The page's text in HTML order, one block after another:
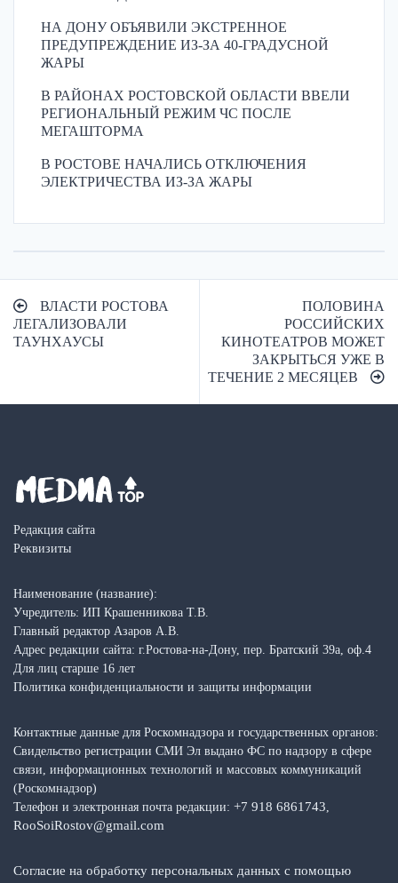
НА ДОНУ ОБЪЯВИЛИ ЭКСТРЕННОЕ
ПРЕДУПРЕЖДЕНИЕ ИЗ-ЗА 40-ГРАДУСНОЙ
ЖАРЫ
В РАЙОНАХ РОСТОВСКОЙ ОБЛАСТИ ВВЕЛИ
РЕГИОНАЛЬНЫЙ РЕЖИМ ЧС ПОСЛЕ
МЕГАШТОРМА
В РОСТОВЕ НАЧАЛИСЬ ОТКЛЮЧЕНИЯ
ЭЛЕКТРИЧЕСТВА ИЗ-ЗА ЖАРЫ
Навигация
по
ВЛАСТИ РОСТОВА
ЛЕГАЛИЗОВАЛИ
ТАУНХАУСЫ
ПОЛОВИНА
РОССИЙСКИХ
КИНОТЕАТРОВ МОЖЕТ
ЗАКРЫТЬСЯ УЖЕ В
ТЕЧЕНИЕ 2 МЕСЯЦЕВ
Редакция сайта
Реквизиты
Наименование (название):
Учредитель: ИП Крашенникова Т.В.
Главный редактор Азаров А.В.
Адрес редакции сайта: г.Ростова-на-Дону, пер. Братский 39а, оф.4
Для лиц старше 16 лет
Политика конфиденциальности и защиты информации
Контактные данные для Роскомнадзора и государственных органов:
Свидельство регистрации СМИ Эл выдано ФС по надзору в сфере
связи, информационных технологий и массовых коммуникаций
(Роскомнадзор)
Телефон и электронная почта редакции: +7 918 6861743,
RooSoiRostov@gmail.com
Согласие на обработку персональных данных с помощью